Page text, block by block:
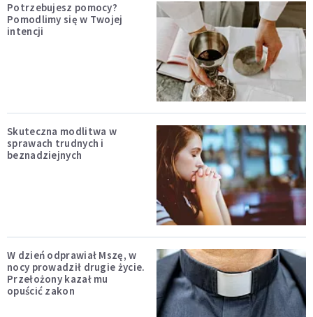
Potrzebujesz pomocy?
Pomodlimy się w Twojej
intencji
Skuteczna modlitwa w
sprawach trudnych i
beznadziejnych
W dzień odprawiał Mszę, w
nocy prowadził drugie życie.
Przełożony kazał mu
opuścić zakon